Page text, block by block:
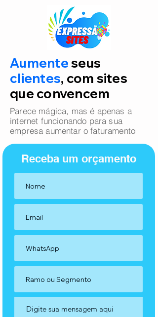
Aumenteseus
clientes, com sites
que convencem
Parece mágica, mas é apenas a
internet funcionando para sua
empresa aumentar o faturamento
Receba um orçamento